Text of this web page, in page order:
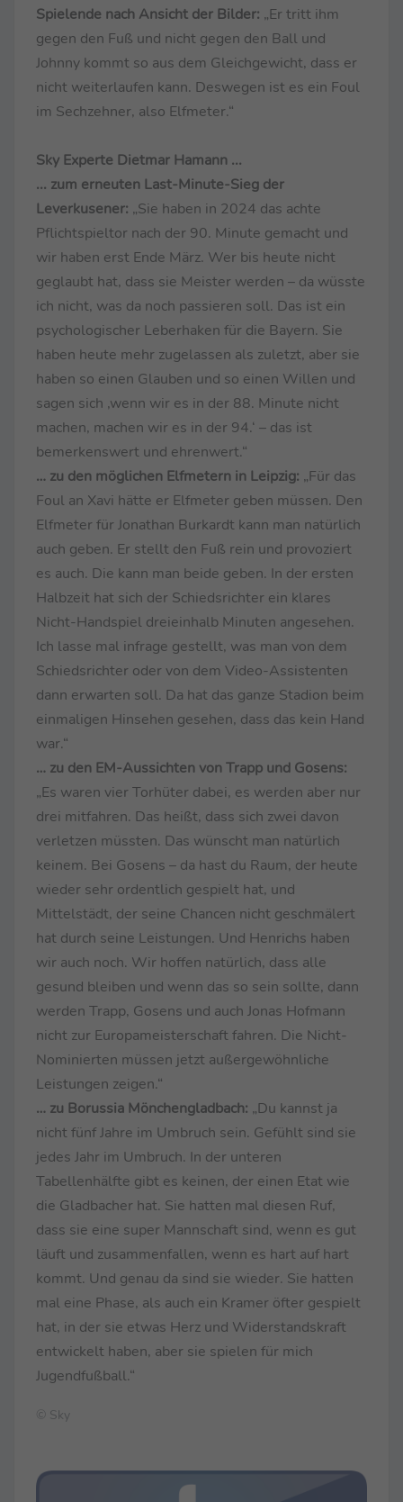
Spielende nach Ansicht der Bilder: „Er tritt ihm
gegen den Fuß und nicht gegen den Ball und
Johnny kommt so aus dem Gleichgewicht, dass er
nicht weiterlaufen kann. Deswegen ist es ein Foul
im Sechzehner, also Elfmeter.“
Sky Experte Dietmar Hamann ...
... zum erneuten Last-Minute-Sieg der
Leverkusener: „Sie haben in 2024 das achte
Pflichtspieltor nach der 90. Minute gemacht und
wir haben erst Ende März. Wer bis heute nicht
geglaubt hat, dass sie Meister werden – da wüsste
ich nicht, was da noch passieren soll. Das ist ein
psychologischer Leberhaken für die Bayern. Sie
haben heute mehr zugelassen als zuletzt, aber sie
haben so einen Glauben und so einen Willen und
sagen sich ‚wenn wir es in der 88. Minute nicht
machen, machen wir es in der 94.‘ – das ist
bemerkenswert und ehrenwert.“
… zu den möglichen Elfmetern in Leipzig: „Für das
Foul an Xavi hätte er Elfmeter geben müssen. Den
Elfmeter für Jonathan Burkardt kann man natürlich
auch geben. Er stellt den Fuß rein und provoziert
es auch. Die kann man beide geben. In der ersten
Halbzeit hat sich der Schiedsrichter ein klares
Nicht-Handspiel dreieinhalb Minuten angesehen.
Ich lasse mal infrage gestellt, was man von dem
Schiedsrichter oder von dem Video-Assistenten
dann erwarten soll. Da hat das ganze Stadion beim
einmaligen Hinsehen gesehen, dass das kein Hand
war.“
… zu den EM-Aussichten von Trapp und Gosens:
„Es waren vier Torhüter dabei, es werden aber nur
drei mitfahren. Das heißt, dass sich zwei davon
verletzen müssten. Das wünscht man natürlich
keinem. Bei Gosens – da hast du Raum, der heute
wieder sehr ordentlich gespielt hat, und
Mittelstädt, der seine Chancen nicht geschmälert
hat durch seine Leistungen. Und Henrichs haben
wir auch noch. Wir hoffen natürlich, dass alle
gesund bleiben und wenn das so sein sollte, dann
werden Trapp, Gosens und auch Jonas Hofmann
nicht zur Europameisterschaft fahren. Die Nicht-
Nominierten müssen jetzt außergewöhnliche
Leistungen zeigen.“
… zu Borussia Mönchengladbach: „Du kannst ja
nicht fünf Jahre im Umbruch sein. Gefühlt sind sie
jedes Jahr im Umbruch. In der unteren
Tabellenhälfte gibt es keinen, der einen Etat wie
die Gladbacher hat. Sie hatten mal diesen Ruf,
dass sie eine super Mannschaft sind, wenn es gut
läuft und zusammenfallen, wenn es hart auf hart
kommt. Und genau da sind sie wieder. Sie hatten
mal eine Phase, als auch ein Kramer öfter gespielt
hat, in der sie etwas Herz und Widerstandskraft
entwickelt haben, aber sie spielen für mich
Jugendfußball.“
© Sky